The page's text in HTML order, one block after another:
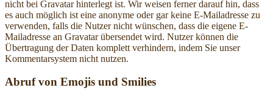
nicht bei Gravatar hinterlegt ist. Wir weisen ferner darauf hin, dass
es auch möglich ist eine anonyme oder gar keine E-Mailadresse zu
verwenden, falls die Nutzer nicht wünschen, dass die eigene E-
Mailadresse an Gravatar übersendet wird. Nutzer können die
Übertragung der Daten komplett verhindern, indem Sie unser
Kommentarsystem nicht nutzen.
Abruf von Emojis und Smilies